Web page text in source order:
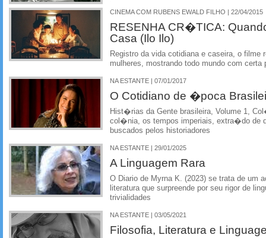
CINEMA COM RUBENS EWALD FILHO | 22/04/2015
RESENHA CR�TICA:
Casa (Ilo Ilo)
Registro da vida cotidiana e caseira, o
mulheres, mostrando todo mundo com certa
NA ESTANTE | 07/01/2017
O Cotidiano de �poca
Hist�rias da Gente brasileira, Volume 1,
col�nia, os tempos imperiais, extra�do de
buscados pelos historiadores
NA ESTANTE | 29/01/2025
A Linguagem Rara
O Diario de Myrna K. (2023) se trata de um
literatura que surpreende por seu rigor de
trivialidades
NA ESTANTE | 03/05/2021
Filosofia, Literatura e